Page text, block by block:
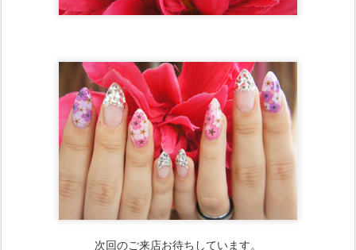
次回のご来店お待ちしています。